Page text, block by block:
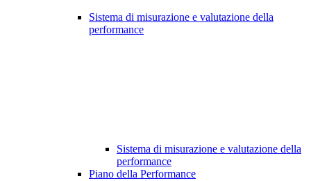
Sistema di misurazione e valutazione della
performance
Sistema di misurazione e valutazione della
performance
Piano della Performance